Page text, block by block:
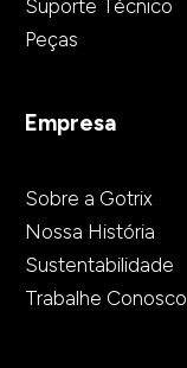
Suporte Técnico
Peças
Empresa
Sobre a Gotrix
Nossa História
Sustentabilidade
Trabalhe Conosco